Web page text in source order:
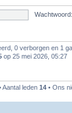
Wachtwoord:
0 verborgen en 1
op 25 mei 2026, 05:27
Aantal leden 14 • Ons